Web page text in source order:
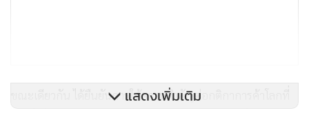
ขณะเดียวกัน ได้ยืนยันการให้ความสำคัญต่อกติกาการค้าโลกที่
แสดงเพิ่มเติม